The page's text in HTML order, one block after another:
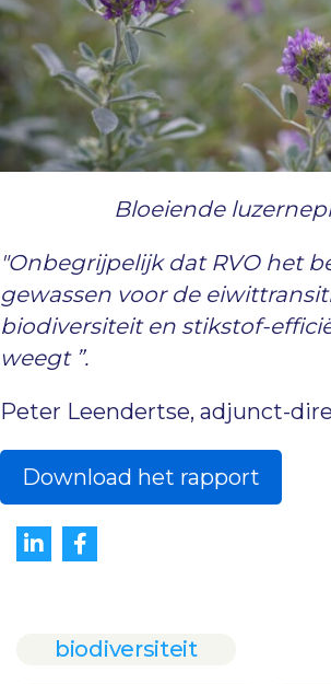
Bloeiende
"Onbegrijpelijk dat RVO het
gewassen voor de
biodiversiteit en stikstof-
weegt ”.
Peter Leendertse, adjunct-
Download het rapport
biodiversiteit